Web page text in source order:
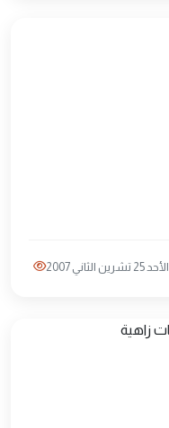
الأحد 25 تشرين الثاني 2007